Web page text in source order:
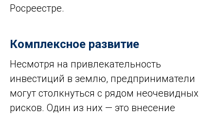
Росреестре.
Комплексное развитие
Несмотря на привлекательность
инвестиций в землю, предприниматели
могут столкнуться с рядом неочевидных
рисков. Один из них — это внесение